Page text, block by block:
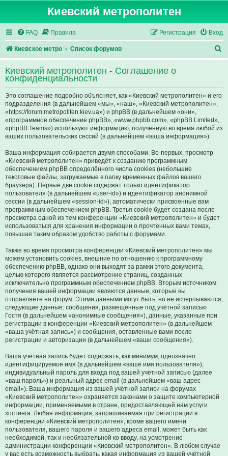
Киевский метрополитен
FAQ Правила Вход
Регистрация
Киевское метро Список форумов
о
с
Киевский метрополитен - Соглашение о
конфиденциальности
Это соглашение подробно объясняет, как «Киевский метрополитен» и его
подразделения (в дальнейшем «мы», «наш», «Киевский метрополитен»,
«https://forum.metropoliten.kiev.ua») и phpBB (в дальнейшем «они»,
«программное обеспечение phpBB», «www.phpbb.com», «phpBB Limited»,
«phpBB Teams») используют информацию, полученную во время любой из
ваших пользовательских сессий (в дальнейшем «ваша информация»).
Ваша информация собирается двумя способами. Во-первых, просмотр
«Киевский метрополитен» приведёт к созданию программным
обеспечением phpBB определённого числа cookies (небольшие
текстовые файлы, загружаемые в папку временных файлов вашего
браузера). Первые две cookie содержат только идентификатор
пользователя (в дальнейшем «user-id») и идентификатор анонимной
сессии (в дальнейшем «session-id»), автоматически присвоенные вам
программным обеспечением phpBB. Третья cookie будет создана после
просмотра одной из тем конференции «Киевский метрополитен» и будет
использоваться для хранения информации о прочтённых вами темах,
повышая таким образом удобство работы с форумами.
Также во время просмотра конференции «Киевский метрополитен» мы
можем установить cookies, внешние по отношению к программному
обеспечению phpBB, однако они выходят за рамки этого документа,
целью которого является рассмотрение страниц, созданных
исключительно программным обеспечением phpBB. Вторым источником
получения вашей информации являются данные, которые вы
отправляете на форум. Этими данными могут быть, но не исчерпываются,
следующие данные: сообщения, размещённые под учётной записью
Гостя (в дальнейшем «анонимные сообщения»), данные, указанные при
регистрации в конференции «Киевский метрополитен» (в дальнейшем
«ваша учётная запись») и сообщения, оставленные вами после
регистрации и авторизации (в дальнейшем «ваши сообщения»).
Ваша учётная запись будет содержать, как минимум, однозначно
идентифицируемое имя (в дальнейшем «ваше имя пользователя»),
индивидуальный пароль для входа под вашей учётной записью (далее
«ваш пароль») и реальный адрес email (в дальнейшем «ваш адрес
email»). Ваша информация из вашей учётной записи на форумах
«Киевский метрополитен» охраняется законами о защите компьютерной
информации, применяемыми в стране, предоставляющей нам услуги
хостинга. Любая информация, запрашиваемая при регистрации в
конференции «Киевский метрополитен», кроме вашего имени
пользователя, вашего пароля и вашего адреса email, может быть как
необходимой, так и необязательной ко вводу, на усмотрение
администрации конференции «Киевский метрополитен». В любом случае
у вас есть возможность выбрать, какая информация из вашей учётной